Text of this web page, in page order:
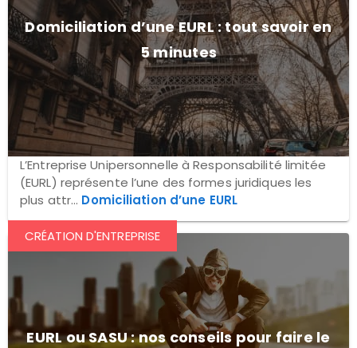
Domiciliation d’une EURL : tout savoir en
5 minutes
L’Entreprise Unipersonnelle à Responsabilité limitée
(EURL) représente l’une des formes juridiques les
plus attr... Domiciliation d’une EURL
EURL ou SASU : nos conseils pour faire le
CRÉATION D'ENTREPRISE